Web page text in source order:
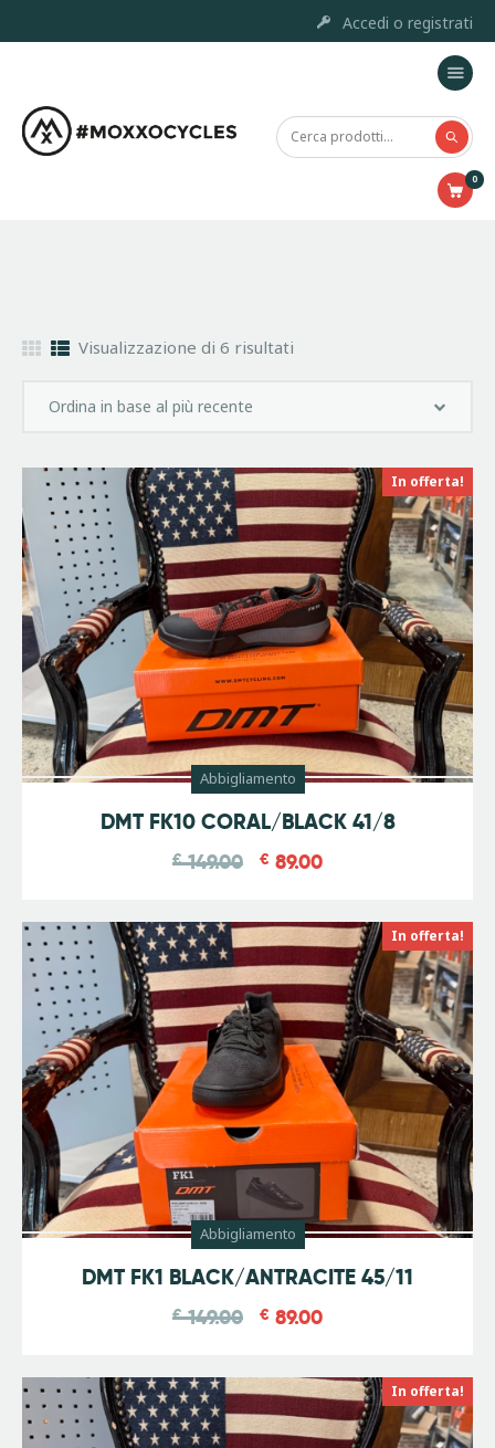
Accedi o registrati
0
Home
Moxxo Custom Project
Servizi e Riparazione
Accessori
Visualizzazione di 6 risultati
In offerta!
Abbigliamento
DMT FK10 CORAL/BLACK 41/8
€ 149.00 € 89.00
In offerta!
Abbigliamento
DMT FK1 BLACK/ANTRACITE 45/11
€ 149.00 € 89.00
In offerta!